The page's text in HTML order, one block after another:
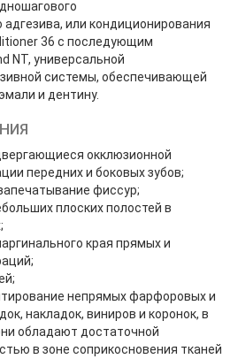
или кондиционирования
36 с последующим
NT, универсальной
системы, обеспечивающей
и дентину.
окклюзионной
передних и боковых зубов;
фиссур;
плоских полостей в
края прямых и
непрямых фарфоровых и
накладок, виниров и коронок, в
обладают достаточной
в зоне соприкосновения тканей